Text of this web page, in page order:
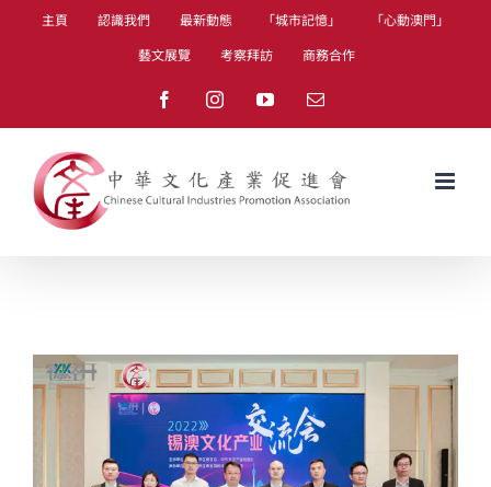
主頁 認識我們 最新動態 「城市記憶」
「心動澳門」
藝文展覽
考察拜訪 商務合作
FacebookInstagramYouTubeEmail